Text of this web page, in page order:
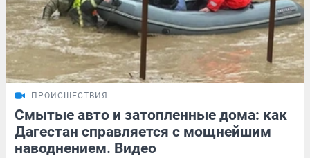
ПРОИСШЕСТВИЯ
Смытые авто и затопленные дома: как
Дагестан справляется с мощнейшим
наводнением. Видео